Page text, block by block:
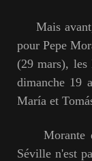
Mais avant,
pour Pepe
(29 mars), les
dimanche 19
María et
Morante de
Séville n'est